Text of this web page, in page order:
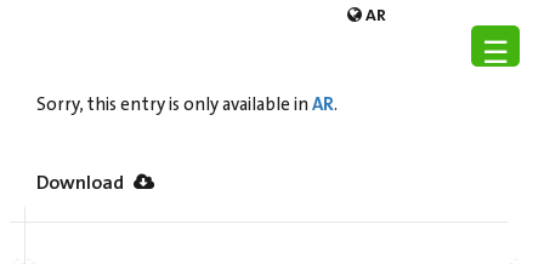
AR
☰
Sorry, this entry is only available inAR.
Download